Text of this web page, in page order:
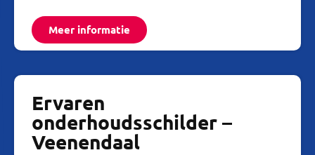
Meer informatie
Ervaren
onderhoudsschilder –
Veenendaal